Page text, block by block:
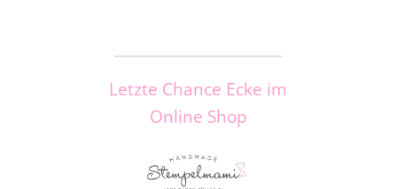
Letzte Chance Ecke im
Online Shop